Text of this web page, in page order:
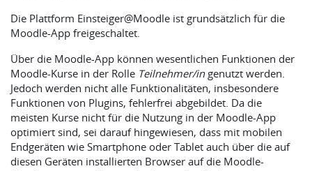
Die Plattform Einsteiger@Moodle ist grundsätzlich für die
Moodle-App freigeschaltet.
Über die Moodle-App können wesentlichen Funktionen der
Moodle-Kurse in der Rolle Teilnehmer/ingenutzt werden.
Jedoch werden nicht alle Funktionalitäten, insbesondere
Funktionen von Plugins, fehlerfrei abgebildet. Da die
meisten Kurse nicht für die Nutzung in der Moodle-App
optimiert sind, sei darauf hingewiesen, dass mit mobilen
Endgeräten wie Smartphone oder Tablet auch über die auf
diesen Geräten installierten Browser auf die Moodle-